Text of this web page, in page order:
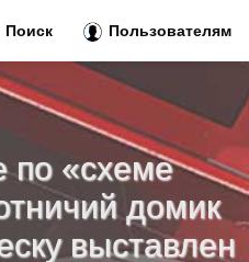
по «схеме
домик
выставлен
Поиск Пользователям